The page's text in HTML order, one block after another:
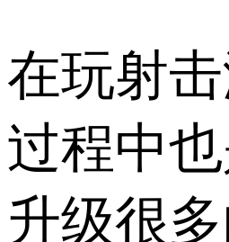
在玩射
过程中
升级很